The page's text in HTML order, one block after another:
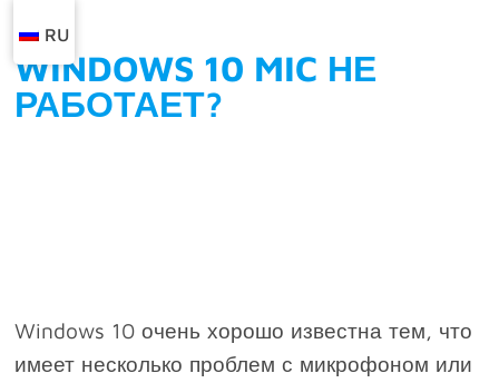
WINDOWS 10 MIC НЕ
РАБОТАЕТ?
Windows 10 очень хорошо известна тем, что
имеет несколько проблем с микрофоном или
RU